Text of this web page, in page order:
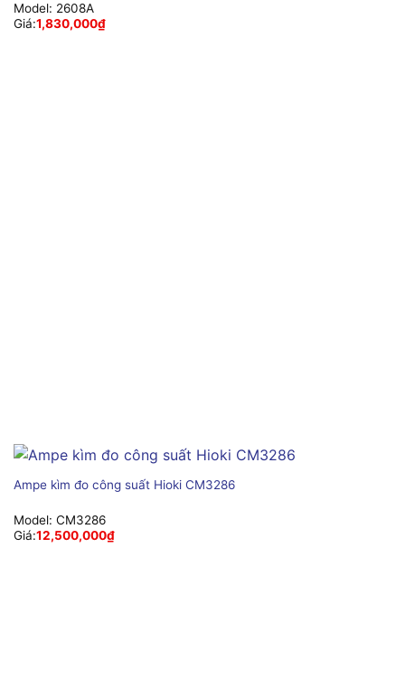
Model: 2608A
Giá:1,830,000₫
Ampe kìm đo công suất Hioki CM3286
Model: CM3286
Giá:12,500,000₫